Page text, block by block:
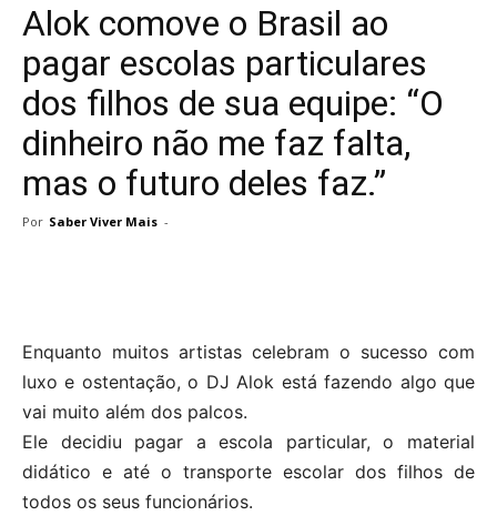
Alok comove o Brasil ao
pagar escolas particulares
dos filhos de sua equipe: “O
dinheiro não me faz falta,
mas o futuro deles faz.”
Por Saber Viver Mais -
Enquanto muitos artistas celebram o sucesso com
luxo e ostentação, o DJ Alok está fazendo algo que
vai muito além dos palcos.
Ele decidiu pagar a escola particular, o material
didático e até o transporte escolar dos filhos de
todos os seus funcionários.